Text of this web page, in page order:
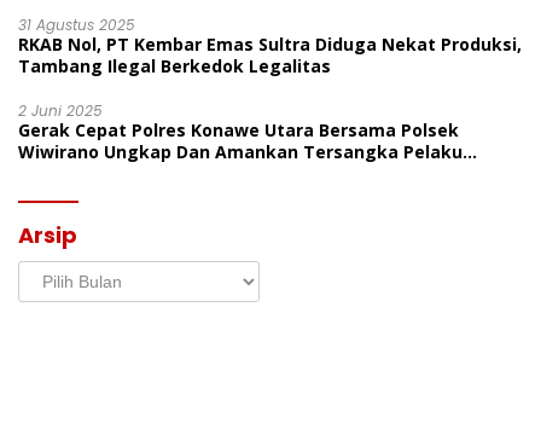
31 Agustus 2025
RKAB Nol, PT Kembar Emas Sultra Diduga Nekat Produksi,
Tambang Ilegal Berkedok Legalitas
2 Juni 2025
Gerak Cepat Polres Konawe Utara Bersama Polsek
Wiwirano Ungkap Dan Amankan Tersangka Pelaku
Arsip
Arsip